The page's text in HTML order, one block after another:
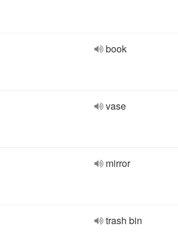
book
vase
mirror
trash bin